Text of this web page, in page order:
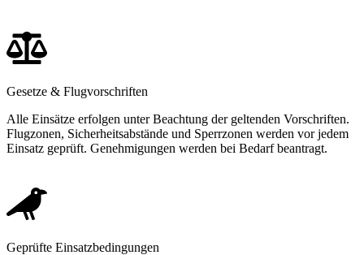
Gesetze & Flugvorschriften
Alle Einsätze erfolgen unter Beachtung der geltenden Vorschriften.
Flugzonen, Sicherheitsabstände und Sperrzonen werden vor jedem
Einsatz geprüft. Genehmigungen werden bei Bedarf beantragt.
Geprüfte Einsatzbedingungen